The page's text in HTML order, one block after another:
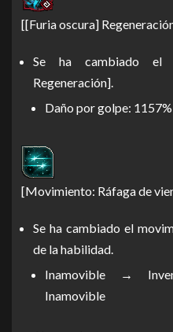
[[Furia oscura]
Se ha cambiado el
Regeneración].
Daño por golpe:
[Movimiento: Ráfaga de
Se ha cambiado el
de la habilidad.
Inamovible →
Inamovible